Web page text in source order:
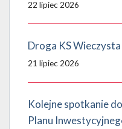
22 lipiec 2026
Droga KS
21 lipiec 2026
Kolejne spotkanie
Planu